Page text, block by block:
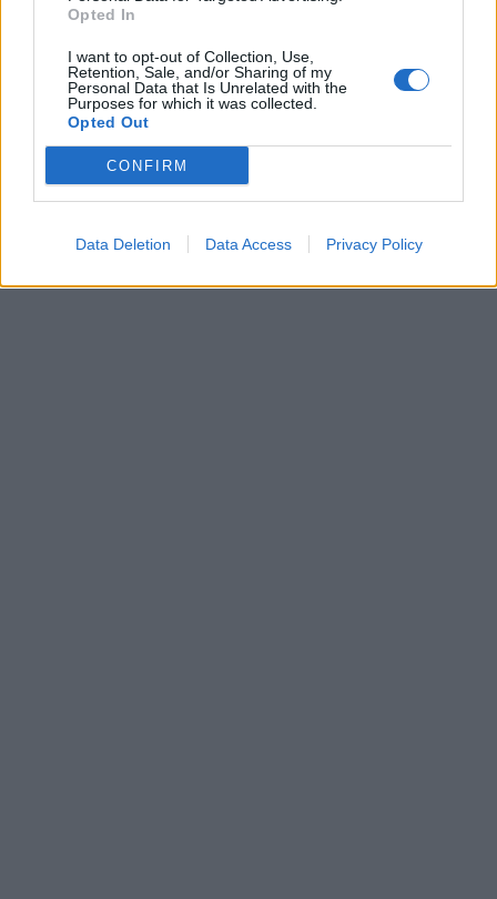
Opted In
I want to opt-out of Collection, Use,
Retention, Sale, and/or Sharing of my
Personal Data that Is Unrelated with the
Purposes for which it was collected.
Opted Out
CONFIRM
Data Deletion Data Access Privacy Policy